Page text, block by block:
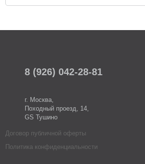
8 (926) 042-28-81
г. Москва,
Походный проезд, 14,
GS Тушино
Договор публичной оферты
Политика конфиденциальности